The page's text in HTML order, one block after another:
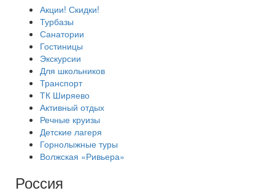
Акции! Скидки!
Турбазы
Санатории
Гостиницы
Экскурсии
Для школьников
Транспорт
ТК Ширяево
Активный отдых
Речные круизы
Детские лагеря
Горнолыжные туры
Волжская «Ривьера»
Россия